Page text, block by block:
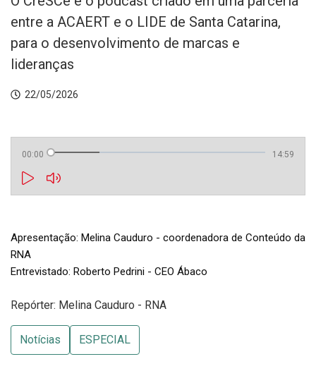
entre a ACAERT e o LIDE de Santa Catarina,
para o desenvolvimento de marcas e
lideranças
22/05/2026
00:00 14:59
Apresentação: Melina Cauduro - coordenadora de Conteúdo da
RNA
Entrevistado: Roberto Pedrini - CEO Ábaco
Repórter: Melina Cauduro - RNA
Notícias ESPECIAL